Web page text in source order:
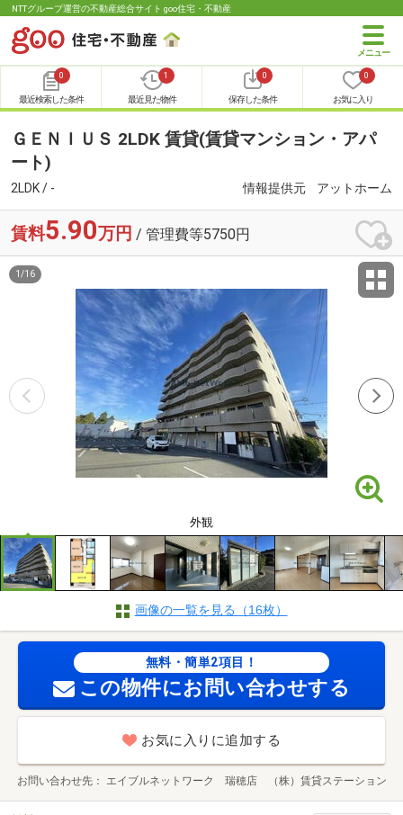
NTTグループ運営の不動産総合サイト goo住宅・不動産
0
最近検索した条件
1
最近見た物件
0
保存した条件
0
お気に入り
ＧＥＮＩＵＳ 2LDK 賃貸(賃貸マンション・アパ
ート)
2LDK / - 情報提供元 アットホーム
賃料5.90万円 / 管理費等5750円
外観
1 /16
画像の一覧を見る（16枚）
無料・簡単2項目！
この物件にお問い合わせする
お気に入りに追加する
お問い合わせ先 エイブルネットワーク 瑞穂店 （株）賃貸ステーション